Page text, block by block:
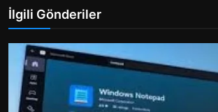
İlgili Gönderiler